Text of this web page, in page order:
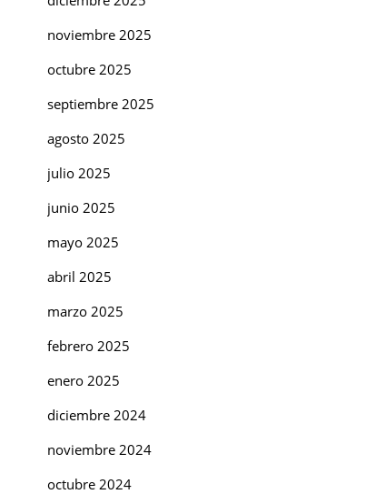
noviembre 2025
octubre 2025
septiembre 2025
agosto 2025
julio 2025
junio 2025
mayo 2025
abril 2025
marzo 2025
febrero 2025
enero 2025
diciembre 2024
noviembre 2024
octubre 2024